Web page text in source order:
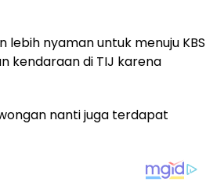
nyaman untuk menuju KBS
kendaraan di TIJ karena
nanti juga terdapat